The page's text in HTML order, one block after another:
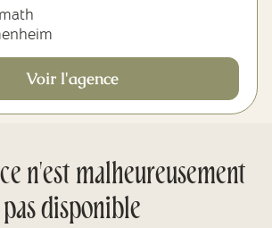
Voir l'agence
n'est malheureusement
pas disponible